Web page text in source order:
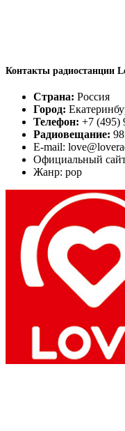
Контакты радиостанции
Страна: Россия
Город:
Телефон: +7 (495)
Радиовещание:
E-mail:
Официальный
Жанр: pop